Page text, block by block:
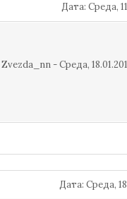
Дата: Среда,
Zvezda_nn -Среда,
Дата: Среда,